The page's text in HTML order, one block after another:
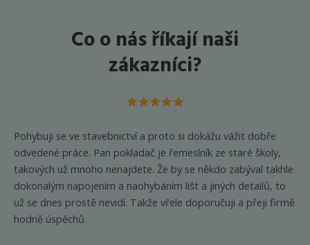
Co o nás říkají naši
zákazníci?
Pohybuji se ve stavebnictví a proto si dokážu vážit dobře
odvedené práce. Pan pokladač je řemeslník ze staré školy,
takových už mnoho nenajdete. Že by se někdo zabýval takhle
dokonalým napojením a naohybáním lišt a jiných detailů, to
už se dnes prostě nevidí. Takže vřele doporučuji a přeji firmě
hodně úspěchů.